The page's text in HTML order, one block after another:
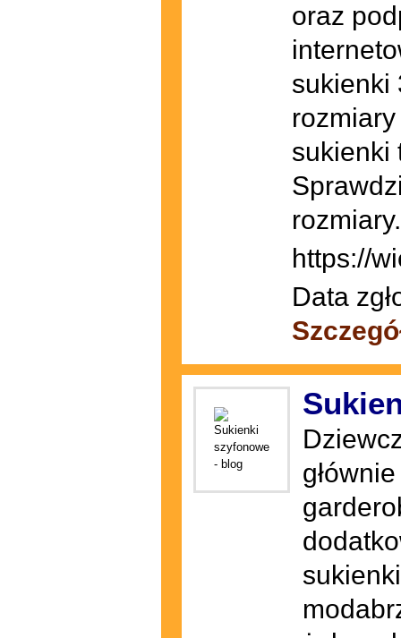
oraz
sukienki
sukienki
rozmiary.
https://
Data